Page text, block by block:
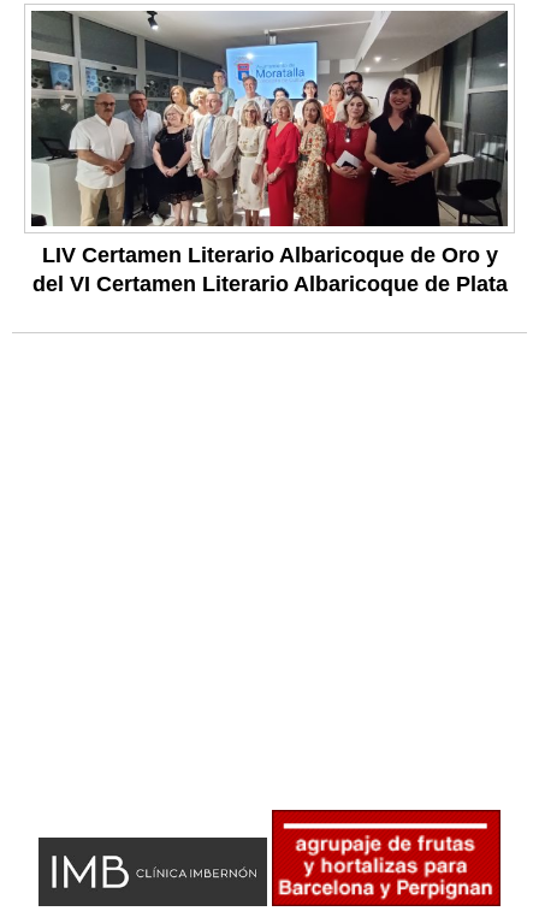
LIV Certamen Literario Albaricoque de Oro y
del VI Certamen Literario Albaricoque de Plata